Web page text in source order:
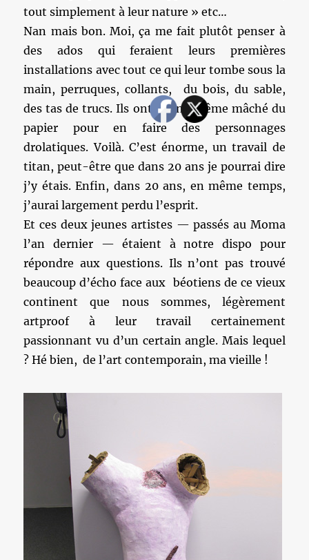
tout simplement à leur nature » etc…
Nan mais bon. Moi, ça me fait plutôt penser à
des ados qui feraient leurs premières
installations avec tout ce qui leur tombe sous la
main, perruques, collants, du bois, du sable,
des tas de trucs. Ils ont quand même mâché du
papier pour en faire des personnages
drolatiques. Voilà. C’est énorme, un travail de
titan, peut-être que dans 20 ans je pourrai dire
j’y étais. Enfin, dans 20 ans, en même temps,
j’aurai largement perdu l’esprit.
Et ces deux jeunes artistes — passés au Moma
l’an dernier — étaient à notre dispo pour
répondre aux questions. Ils n’ont pas trouvé
beaucoup d’écho face aux béotiens de ce vieux
continent que nous sommes, légèrement
artproof à leur travail certainement
passionnant vu d’un certain angle. Mais lequel
? Hé bien, de l’art contemporain, ma vieille !